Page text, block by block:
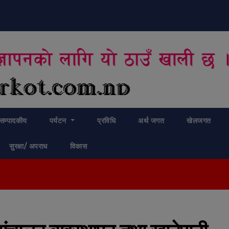
सम्पादकीय पर्यटन प्रविधि अर्थ जगत खेलजगत
सुरक्षा/ अपराध विकास